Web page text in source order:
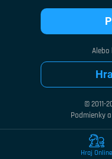
Alebo
© 2011-
Podmienky
Hraj Online